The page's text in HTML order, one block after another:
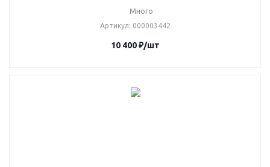
Много
Артикул: 000003442
10 400₽/шт